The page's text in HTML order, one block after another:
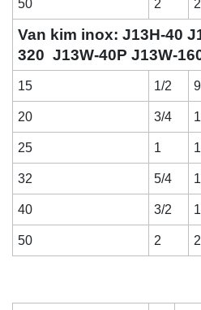
50 2
Van kim inox: J13H-40
320 J13W-40P J13W-
15 1/2
20 3/4
25 1
32 5/4
40 3/2
50 2